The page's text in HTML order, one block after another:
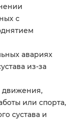
с
авариях
из-за
движения,
или спорта,
сустава и